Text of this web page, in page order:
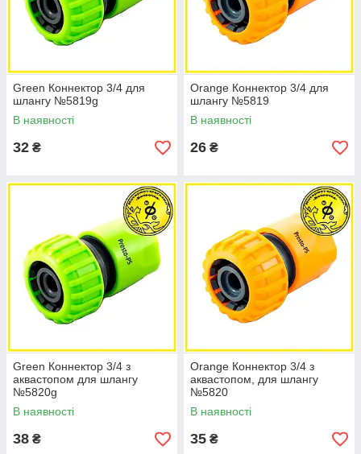
Green Коннектор 3/4 для
шлангу №5819g
В наявності
32 ₴
Orange Коннектор 3/4 для
шлангу №5819
В наявності
26 ₴
Green Коннектор 3/4 з
аквастопом для шлангу
№5820g
В наявності
38 ₴
Orange Коннектор 3/4 з
аквастопом, для шлангу
№5820
В наявності
35 ₴